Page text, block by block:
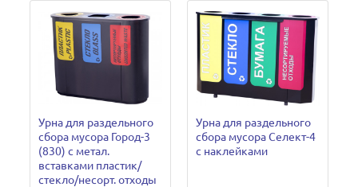
Урна для раздельного
сбора мусора Город-3
(830) с метал.
вставками пластик/
стекло/несорт. отходы
Урна для раздельного
сбора мусора Селект-4
с наклейками